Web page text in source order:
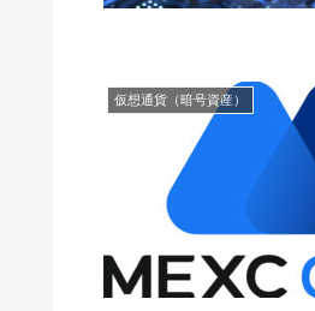
仮想通貨（暗号資産）